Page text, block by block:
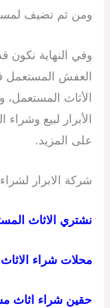
ومن ثم تضيف
وفي النهاية نكون
العفش المستعمل
الأثاث
الأبرار لبيع
على المزيد.
شركة الابرار
نشتري الاثاث
محلات شراء
حقين شراء اثاث